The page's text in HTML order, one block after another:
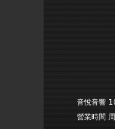
音悅音響
營業時